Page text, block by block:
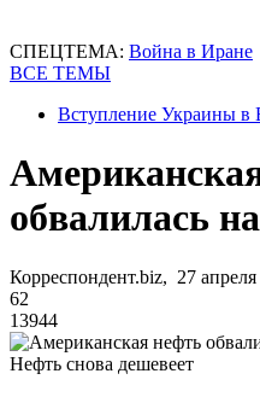
СПЕЦТЕМА: Война в Иране
ВСЕ ТЕМЫ
Вступление Украины в
обвалилась
Корреспондент.biz, 27
62
13944
Нефть снова дешевеет